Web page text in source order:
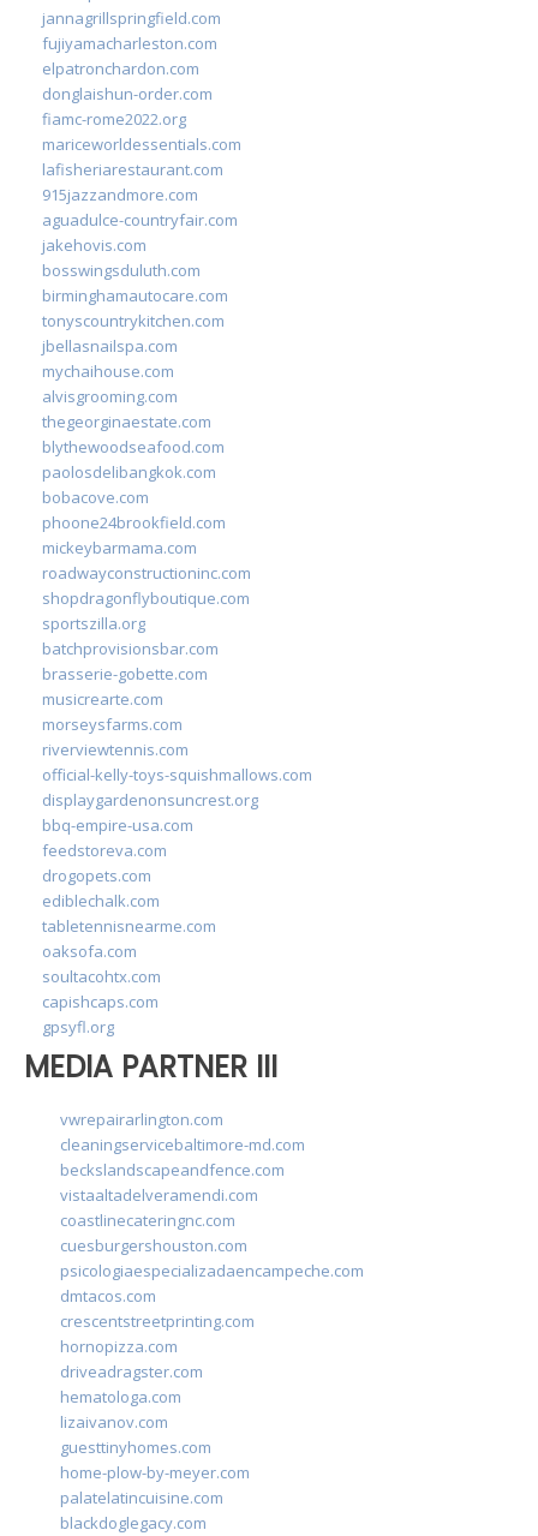
jannagrillspringfield.com
fujiyamacharleston.com
elpatronchardon.com
donglaishun-order.com
fiamc-rome2022.org
mariceworldessentials.com
lafisheriarestaurant.com
915jazzandmore.com
aguadulce-countryfair.com
jakehovis.com
bosswingsduluth.com
birminghamautocare.com
tonyscountrykitchen.com
jbellasnailspa.com
mychaihouse.com
alvisgrooming.com
thegeorginaestate.com
blythewoodseafood.com
paolosdelibangkok.com
bobacove.com
phoone24brookfield.com
mickeybarmama.com
roadwayconstructioninc.com
shopdragonflyboutique.com
sportszilla.org
batchprovisionsbar.com
brasserie-gobette.com
musicrearte.com
morseysfarms.com
riverviewtennis.com
official-kelly-toys-squishmallows.com
displaygardenonsuncrest.org
bbq-empire-usa.com
feedstoreva.com
drogopets.com
ediblechalk.com
tabletennisnearme.com
oaksofa.com
soultacohtx.com
capishcaps.com
gpsyfl.org
MEDIA PARTNER III
vwrepairarlington.com
cleaningservicebaltimore-md.com
beckslandscapeandfence.com
vistaaltadelveramendi.com
coastlinecateringnc.com
cuesburgershouston.com
psicologiaespecializadaencampeche.com
dmtacos.com
crescentstreetprinting.com
hornopizza.com
driveadragster.com
hematologa.com
lizaivanov.com
guesttinyhomes.com
home-plow-by-meyer.com
palatelatincuisine.com
blackdoglegacy.com